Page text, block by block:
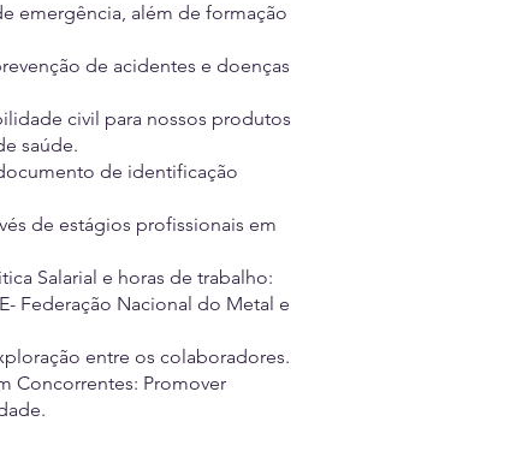
emergência, além de formação
de acidentes e doenças
civil para nossos produtos
saúde.
de identificação
de estágios profissionais em
Salarial e horas de trabalho:
Federação Nacional do Metal e
entre os colaboradores.
Concorrentes: Promover